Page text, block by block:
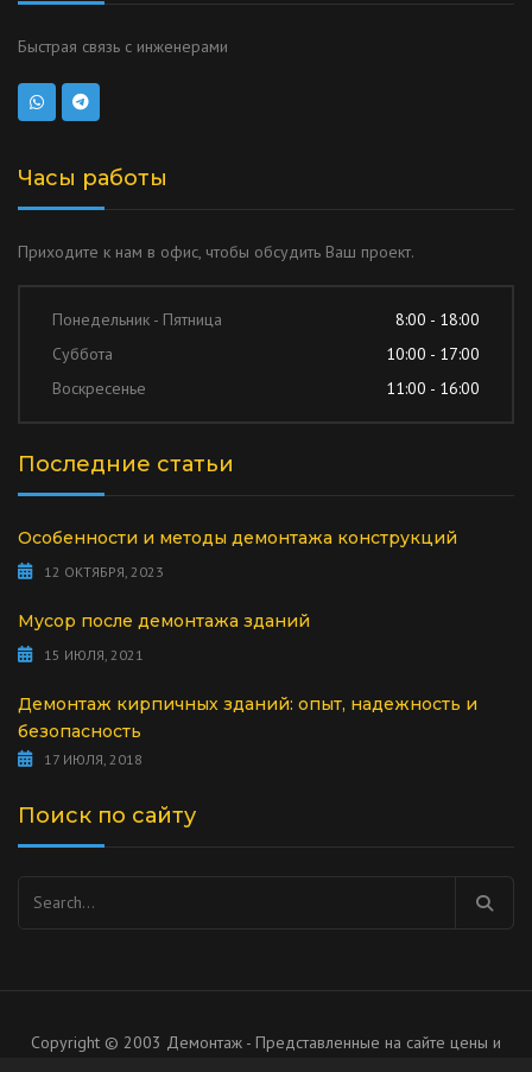
Быстрая связь с инженерами
Часы работы
Приходите к нам в офис, чтобы обсудить Ваш проект.
Понедельник - Пятница
8:00 - 18:00
Суббота
10:00 - 17:00
Воскресенье
11:00 - 16:00
Последние статьи
Особенности и методы демонтажа конструкций
12 ОКТЯБРЯ, 2023
Мусор после демонтажа зданий
15 ИЮЛЯ, 2021
Демонтаж кирпичных зданий: опыт, надежность и
безопасность
17 ИЮЛЯ, 2018
Поиск по сайту
Copyright © 2003 Демонтаж - Представленные на сайте цены и